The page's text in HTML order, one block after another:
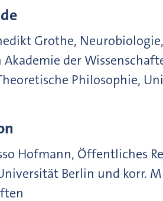
Grothe,
Akademie der
Philosophie,
Hofmann, Öffentliches
Berlin und korr.